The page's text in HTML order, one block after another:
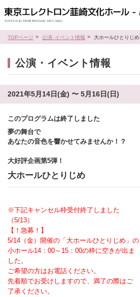
TOPページ 公演･イベント情報 大ホールひとりじめ
公演・イベント情報
2021年5月14日(金) 〜 5月16日(日)
このプログラムは終了しました
夢の舞台で
あなたの音色を響かせてみませんか！？
大好評企画第5弾！
大ホールひとりじめ
※下記キャンセル枠受付終了しました
（5/13）
【！急募！】
5/14（金）開催の「大ホールひとりじめ」の
小ホール14：00～15：00の枠に空きが出ま
した。
ご希望の方はお電話ください。
先着順でお受けしますので、満了の際はご
了承ください。